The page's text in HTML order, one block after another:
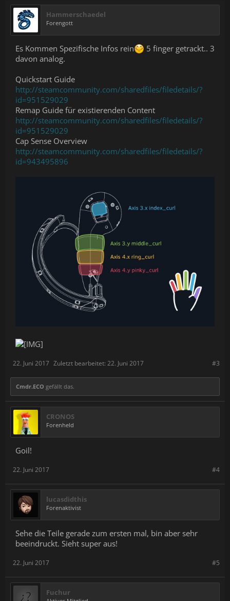
Hammerschaedel
Forengott
Es Kommen Spezifische Infos rein
5 finger getrackt.. 3
davon analog.
Quickstart Guide
http://steamcommunity.com/sharedfiles/filedetails/?
id=951529029
Remap Guide für existierenden Content
http://steamcommunity.com/sharedfiles/filedetails/?
id=951529029
Cap Sense Overview
http://steamcommunity.com/sharedfiles/filedetails/?
id=943495896
#3
22. Juni 2017 Zuletzt bearbeitet: 22. Juni 2017
Cmdr.ECO gefällt das.
CRONOS
Forenheld
Goil!
#4
22. Juni 2017
lucasdidthis
Forenaktivist
Sehe die Teile gerade zum ersten mal, bin aber sehr
beeindruckt. Sieht super aus!
#5
22. Juni 2017
Fuchur